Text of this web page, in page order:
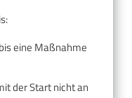
eine Maßnahme
der Start nicht an